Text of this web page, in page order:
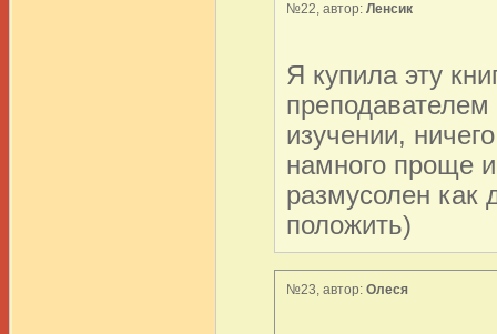
№22, автор: Ленсик
Я купила эту
изучении,
намного проще
размусолен как
положить)
№23, автор: Олеся